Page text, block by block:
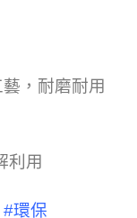
，耐磨耐用
利用
#環保